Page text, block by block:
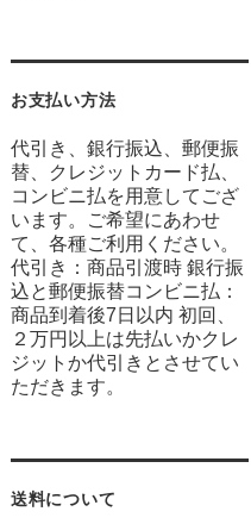
お支払い方法
代引き、銀行振込、郵便振
替、クレジットカード払、
コンビニ払を用意してござ
います。ご希望にあわせ
て、各種ご利用ください。
代引き：商品引渡時 銀行振
込と郵便振替コンビニ払：
商品到着後7日以内 初回、
２万円以上は先払いかクレ
ジットか代引きとさせてい
ただきます。
送料について